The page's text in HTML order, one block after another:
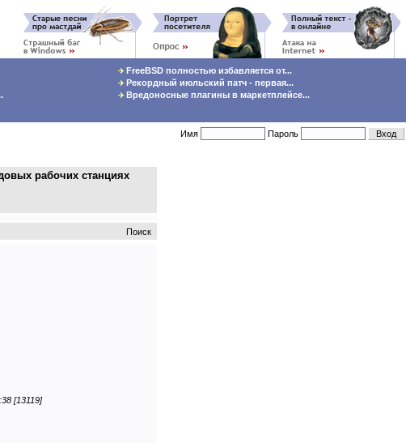
FreeBSD полностью избавляется от...
Рекордный июльский патч - первая...
Вредоносные плагины в маркетплейсе...
Имя Пароль
рабочих станциях
Поиск
[13119]